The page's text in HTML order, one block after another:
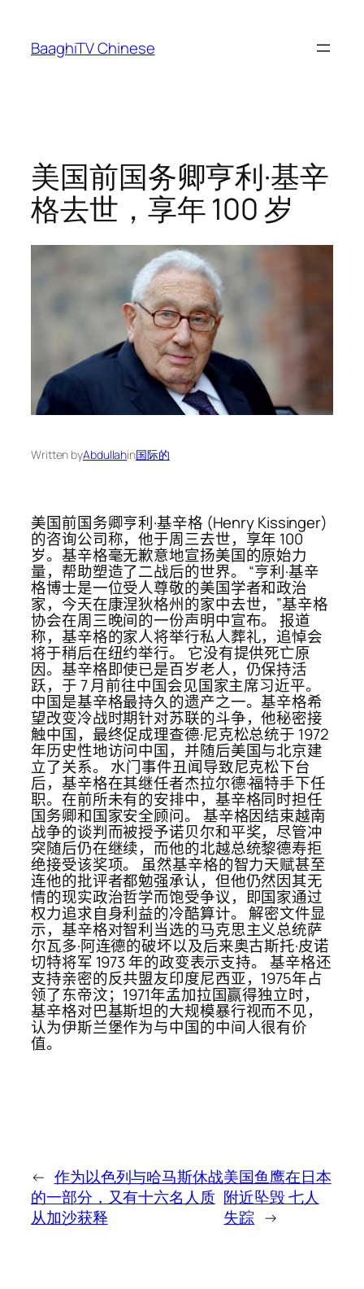
content
BaaghiTV Chinese
美国前国务卿亨利·基辛
格去世，享年 100 岁
Written byAbdullahin国际的
美国前国务卿亨利·基辛格 (Henry Kissinger)
的咨询公司称，他于周三去世，享年 100
岁。基辛格毫无歉意地宣扬美国的原始力
量，帮助塑造了二战后的世界。 “亨利·基辛
格博士是一位受人尊敬的美国学者和政治
家，今天在康涅狄格州的家中去世，”基辛格
协会在周三晚间的一份声明中宣布。 报道
称，基辛格的家人将举行私人葬礼，追悼会
将于稍后在纽约举行。 它没有提供死亡原
因。基辛格即使已是百岁老人，仍保持活
跃，于 7 月前往中国会见国家主席习近平。
中国是基辛格最持久的遗产之一。基辛格希
望改变冷战时期针对苏联的斗争，他秘密接
触中国，最终促成理查德·尼克松总统于 1972
年历史性地访问中国，并随后美国与北京建
立了关系。 水门事件丑闻导致尼克松下台
后，基辛格在其继任者杰拉尔德·福特手下任
职。在前所未有的安排中，基辛格同时担任
国务卿和国家安全顾问。 基辛格因结束越南
战争的谈判而被授予诺贝尔和平奖，尽管冲
突随后仍在继续，而他的北越总统黎德寿拒
绝接受该奖项。 虽然基辛格的智力天赋甚至
连他的批评者都勉强承认，但他仍然因其无
情的现实政治哲学而饱受争议，即国家通过
权力追求自身利益的冷酷算计。 解密文件显
示，基辛格对智利当选的马克思主义总统萨
尔瓦多·阿连德的破坏以及后来奥古斯托·皮诺
切特将军 1973 年的政变表示支持。 基辛格还
支持亲密的反共盟友印度尼西亚，1975年占
领了东帝汶；1971年孟加拉国赢得独立时，
基辛格对巴基斯坦的大规模暴行视而不见，
认为伊斯兰堡作为与中国的中间人很有价
值。
← 作为以色列与哈马斯休战
的一部分，又有十六名人质
从加沙获释
美国鱼鹰在日本
附近坠毁 七人
失踪 →